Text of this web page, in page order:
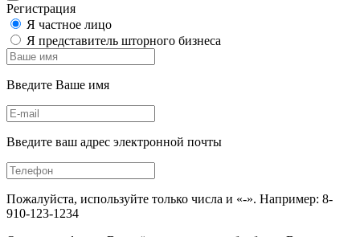
Регистрация
Я частное лицо
Я представитель шторного бизнеса
Введите Ваше имя
Введите ваш адрес электронной почты
Пожалуйста, используйте только числа и «-». Например: 8-
910-123-1234